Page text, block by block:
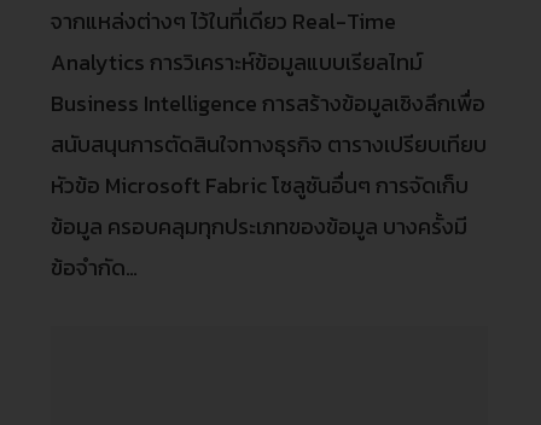
จากแหล่งต่างๆ ไว้ในที่เดียว Real-Time
Analytics การวิเคราะห์ข้อมูลแบบเรียลไทม์
Business Intelligence การสร้างข้อมูลเชิงลึกเพื่อ
สนับสนุนการตัดสินใจทางธุรกิจ ตารางเปรียบเทียบ
หัวข้อ Microsoft Fabric โซลูชันอื่นๆ การจัดเก็บ
ข้อมูล ครอบคลุมทุกประเภทของข้อมูล บางครั้งมี
ข้อจำกัด…